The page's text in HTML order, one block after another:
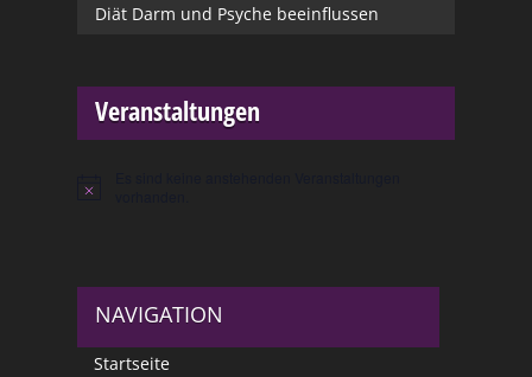
Diät Darm und Psyche beeinflussen
Veranstaltungen
Hinweis
NAVIGATION
Startseite